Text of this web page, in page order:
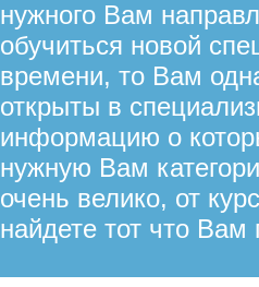
нужного Вам
обучиться новой
времени, то Вам
открыты в
информацию о
нужную Вам
очень велико, от
найдете тот что